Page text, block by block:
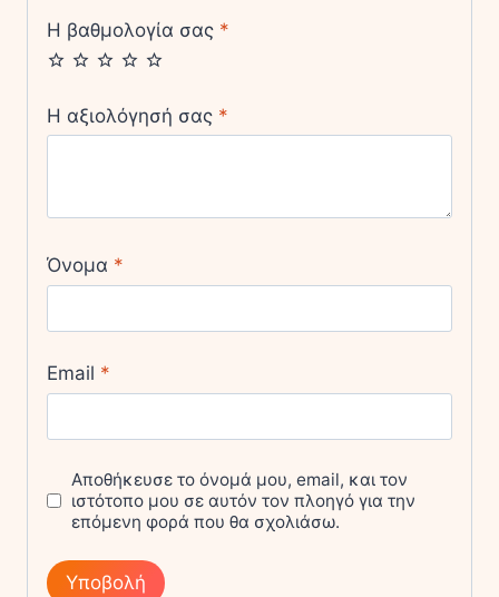
Η βαθμολογία σας *
Η αξιολόγησή σας *
Όνομα *
Email *
Αποθήκευσε το όνομά μου, email, και τον
ιστότοπο μου σε αυτόν τον πλοηγό για την
επόμενη φορά που θα σχολιάσω.